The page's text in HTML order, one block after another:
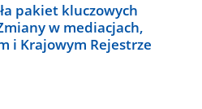
pakiet kluczowych
w mediacjach,
i Krajowym Rejestrze